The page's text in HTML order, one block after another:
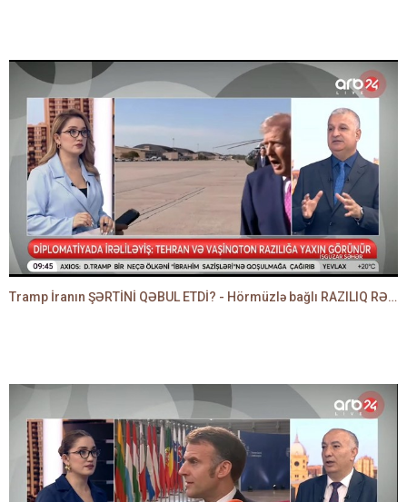
Tramp İranın ŞƏRTİNİ QƏBUL ETDİ? - Hörmüzlə bağlı RAZILIQ RƏSMƏN AÇIQLANIR -BAKİR HƏDƏNBƏYLİ danışır